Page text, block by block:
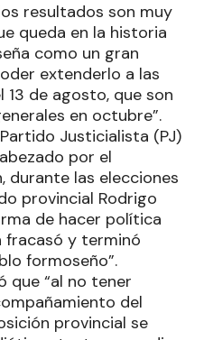
resultados son muy
queda en la historia
como un gran
extenderlo a las
13 de agosto, que son
en octubre”.
Justicialista (PJ)
por el
durante las elecciones
provincial Rodrigo
de hacer política
fracasó y terminó
formoseño”.
que “al no tener
del
provincial se